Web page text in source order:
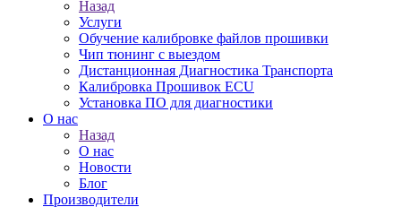
Назад
Услуги
Обучение калибровке файлов прошивки
Чип тюнинг с выездом
Дистанционная Диагностика Транспорта
Калибровка Прошивок ECU
Установка ПО для диагностики
О нас
Назад
О нас
Новости
Блог
Производители